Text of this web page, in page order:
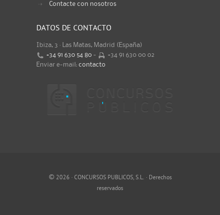
Contacte con nosotros
DATOS DE CONTACTO
Ibiza, 3 · Las Matas, Madrid (España)
+34 91 630 54 80 -
+34 91 630 00 02
Enviar e-mail: contacto
© 2026 · CONCURSOS PUBLICOS, S.L. · Derechos
reservados